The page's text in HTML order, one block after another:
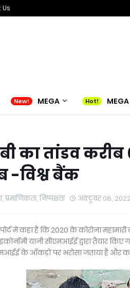
MEGA
का तांडव
-विश्व बैंक
निष्पक्षता अक्टूबर 08, 2022
में कहा है कि 2020 के कोरोना
यानी सीएमआईई द्वारा तैयार
के आँकड़ों पर भरोसा जताया है और